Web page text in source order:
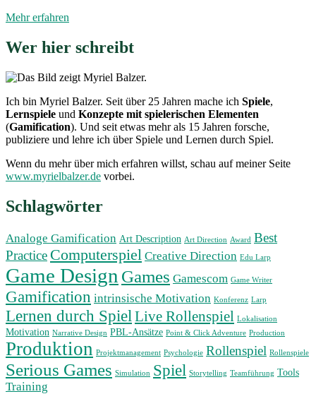
Mehr erfahren
Analyse
–
Design
Serious
Games
Teil
1
Sidebar
Wer hier schreibt
Ich bin Myriel Balzer. Seit über 25 Jahren mache ich Spiele,
Lernspiele und Konzepte mit spielerischen Elementen
(Gamification). Und seit etwas mehr als 15 Jahren forsche,
publiziere und lehre ich über Spiele und Lernen durch Spiel.
Wenn du mehr über mich erfahren willst, schau auf meiner Seite
www.myrielbalzer.de vorbei.
Schlagwörter
Analoge Gamification Art Description Art Direction Award Best
Practice Computerspiel Creative Direction Edu Larp
Game Design Games Gamescom Game Writer
Gamification intrinsische Motivation Konferenz Larp
Lernen durch Spiel Live Rollenspiel Lokalisation
Motivation Narrative Design PBL-Ansätze Point & Click Adventure Production
Produktion Projektmanagement Psychologie Rollenspiel Rollenspiele
Serious Games Simulation Spiel Storytelling Teamführung Tools
Training